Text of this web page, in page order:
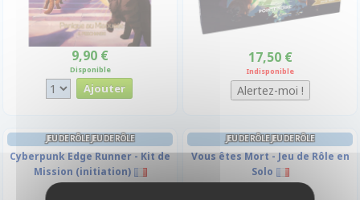
9,90 €
Disponible
17,50 €
Indisponible
JEU DE RÔLE JEU DE RÔLE
Cyberpunk Edge Runner - Kit de
Mission (initiation)
JEU DE RÔLE JEU DE RÔLE
Vous êtes Mort - Jeu de Rôle en
Solo